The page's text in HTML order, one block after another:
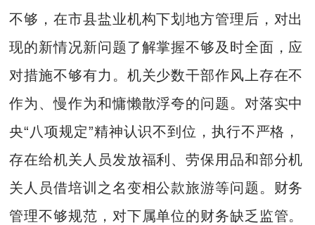
不够，在市县盐业机构下划地方管理后，对出
现的新情况新问题了解掌握不够及时全面，应
对措施不够有力。机关少数干部作风上存在不
作为、慢作为和慵懒散浮夸的问题。对落实中
央“八项规定”精神认识不到位，执行不严格，
存在给机关人员发放福利、劳保用品和部分机
关人员借培训之名变相公款旅游等问题。财务
管理不够规范，对下属单位的财务缺乏监管。